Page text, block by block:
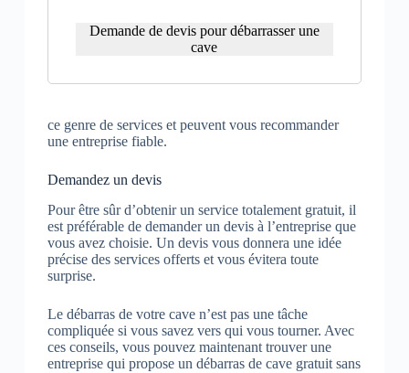
Demande de devis pour débarrasser une
cave
ce genre de services et peuvent vous recommander
une entreprise fiable.
Demandez un devis
Pour être sûr d’obtenir un service totalement gratuit, il
est préférable de demander un devis à l’entreprise que
vous avez choisie. Un devis vous donnera une idée
précise des services offerts et vous évitera toute
surprise.
Le débarras de votre cave n’est pas une tâche
compliquée si vous savez vers qui vous tourner. Avec
ces conseils, vous pouvez maintenant trouver une
entreprise qui propose un débarras de cave gratuit sans